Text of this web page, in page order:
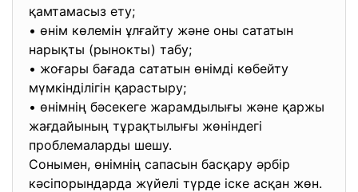
қамтамасыз ету;
• өнім көлемін ұлғайту және оны сататын
нарықты (рынокты) табу;
• жоғары бағада сататын өнімді көбейту
мүмкінділігін қарастыру;
• өнімнің бәсекеге жарамдылығы және қаржы
жағдайының тұрақтылығы жөніндегі
проблемаларды шешу.
Сонымен, өнімнің сапасын басқару әрбір
кәсіпорындарда жүйелі түрде іске асқан жөн.